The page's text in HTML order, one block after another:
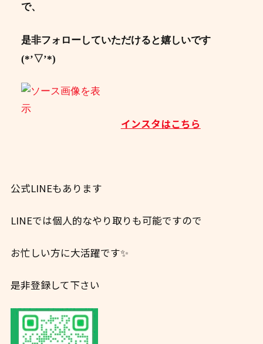
で、
是非フォローしていただけると嬉しいです
(*’▽’*)
インスタはこちら
公式LINEもあります
LINEでは個人的なやり取りも可能ですので
お忙しい方に大活躍です✨
是非登録して下さい